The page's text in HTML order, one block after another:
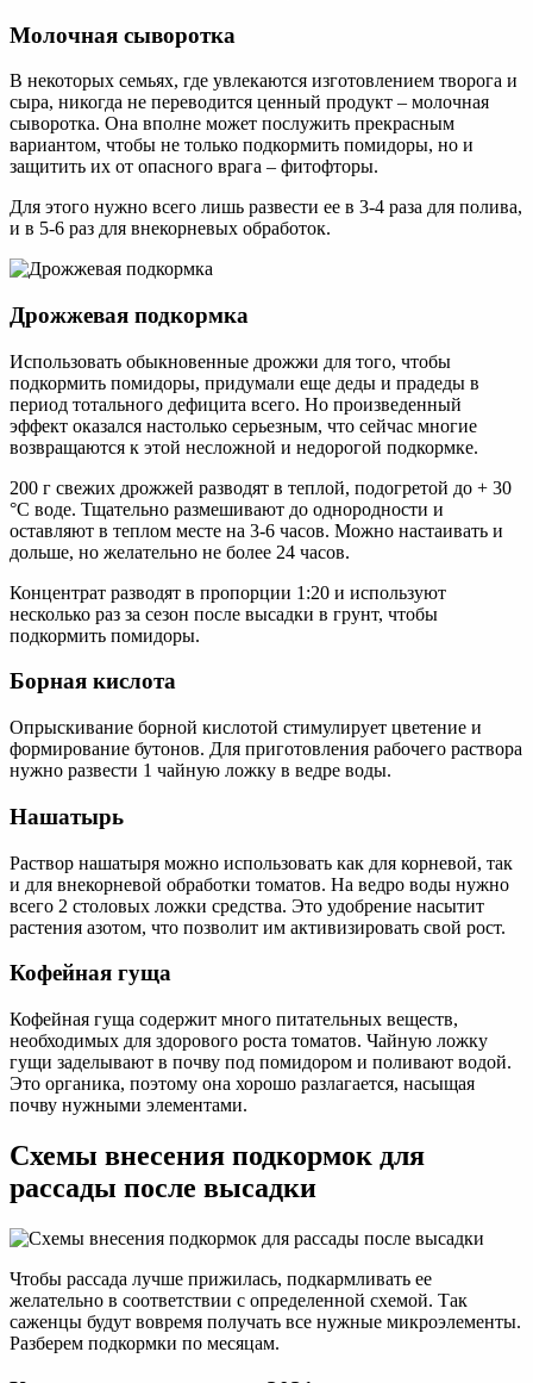
Молочная сыворотка
В некоторых семьях, где увлекаются изготовлением творога и
сыра, никогда не переводится ценный продукт – молочная
сыворотка. Она вполне может послужить прекрасным
вариантом, чтобы не только подкормить помидоры, но и
защитить их от опасного врага – фитофторы.
Для этого нужно всего лишь развести ее в 3-4 раза для полива,
и в 5-6 раз для внекорневых обработок.
Дрожжевая подкормка
Использовать обыкновенные дрожжи для того, чтобы
подкормить помидоры, придумали еще деды и прадеды в
период тотального дефицита всего. Но произведенный
эффект оказался настолько серьезным, что сейчас многие
возвращаются к этой несложной и недорогой подкормке.
200 г свежих дрожжей разводят в теплой, подогретой до + 30
°С воде. Тщательно размешивают до однородности и
оставляют в теплом месте на 3-6 часов. Можно настаивать и
дольше, но желательно не более 24 часов.
Концентрат разводят в пропорции 1:20 и используют
несколько раз за сезон после высадки в грунт, чтобы
подкормить помидоры.
Борная кислота
Опрыскивание борной кислотой стимулирует цветение и
формирование бутонов. Для приготовления рабочего раствора
нужно развести 1 чайную ложку в ведре воды.
Нашатырь
Раствор нашатыря можно использовать как для корневой, так
и для внекорневой обработки томатов. На ведро воды нужно
всего 2 столовых ложки средства. Это удобрение насытит
растения азотом, что позволит им активизировать свой рост.
Кофейная гуща
Кофейная гуща содержит много питательных веществ,
необходимых для здорового роста томатов. Чайную ложку
гущи заделывают в почву под помидором и поливают водой.
Это органика, поэтому она хорошо разлагается, насыщая
почву нужными элементами.
Схемы внесения подкормок для
рассады после высадки
Чтобы рассада лучше прижилась, подкармливать ее
желательно в соответствии с определенной схемой. Так
саженцы будут вовремя получать все нужные микроэлементы.
Разберем подкормки по месяцам.